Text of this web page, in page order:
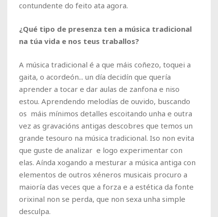
contundente do feito ata agora.
¿Qué tipo de presenza ten a música tradicional
na túa vida e nos teus traballos?
A música tradicional é a que máis coñezo, toquei a
gaita, o acordeón... un día decidín que quería
aprender a tocar e dar aulas de zanfona e niso
estou. Aprendendo melodías de ouvido, buscando
os máis mínimos detalles escoitando unha e outra
vez as gravacións antigas descobres que temos un
grande tesouro na música tradicional. Iso non evita
que guste de analizar e logo experimentar con
elas. Aínda xogando a mesturar a música antiga con
elementos de outros xéneros musicais procuro a
maioría das veces que a forza e a estética da fonte
orixinal non se perda, que non sexa unha simple
desculpa.